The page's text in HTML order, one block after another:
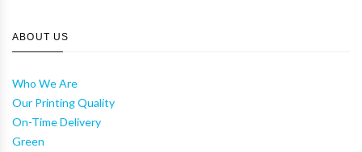
ABOUT US
Who We Are
Our Printing Quality
On-Time Delivery
Green